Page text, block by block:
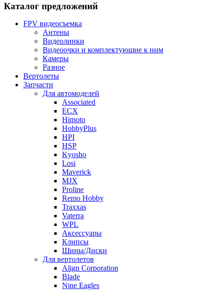
Каталог предложений
FPV видеосъемка
Антены
Видеолинки
Видеоочки и комплектующие к ним
Камеры
Разное
Вертолеты
Запчасти
Для автомоделей
Associated
ECX
Himoto
HobbyPlus
HPI
HSP
Kyosho
Losi
Maverick
MJX
Proline
Remo Hobby
Traxxas
Vaterra
WPL
Аксессуары
Клипсы
Шины/Диски
Для вертолетов
Align Corporation
Blade
Nine Eagles